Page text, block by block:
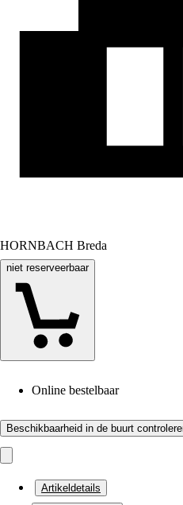
HORNBACH Breda
niet reserveerbaar
Online bestelbaar
Beschikbaarheid in de buurt
Artikeldetails